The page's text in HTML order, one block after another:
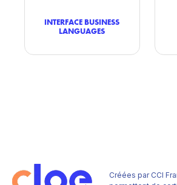
INTERFACE BUSINESS
LANGUAGES
Créées par CCI